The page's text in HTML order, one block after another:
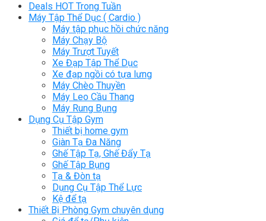
Deals HOT Trong Tuần
Máy Tập Thể Dục ( Cardio )
Máy tập phục hồi chức năng
Máy Chạy Bộ
Máy Trượt Tuyết
Xe Đạp Tập Thể Dục
Xe đạp ngồi có tựa lưng
Máy Chèo Thuyền
Máy Leo Cầu Thang
Máy Rung Bụng
Dụng Cụ Tập Gym
Thiết bị home gym
Giàn Tạ Đa Năng
Ghế Tập Tạ, Ghế Đẩy Tạ
Ghế Tập Bụng
Tạ & Đòn tạ
Dụng Cụ Tập Thể Lực
Kệ để tạ
Thiết Bị Phòng Gym chuyên dụng